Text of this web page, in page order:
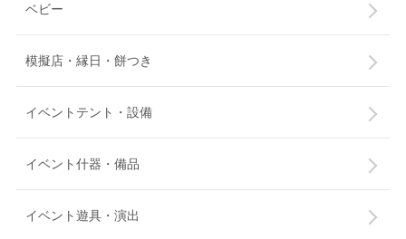
ベビー
模擬店・縁日・餅つき
イベントテント・設備
イベント什器・備品
イベント遊具・演出